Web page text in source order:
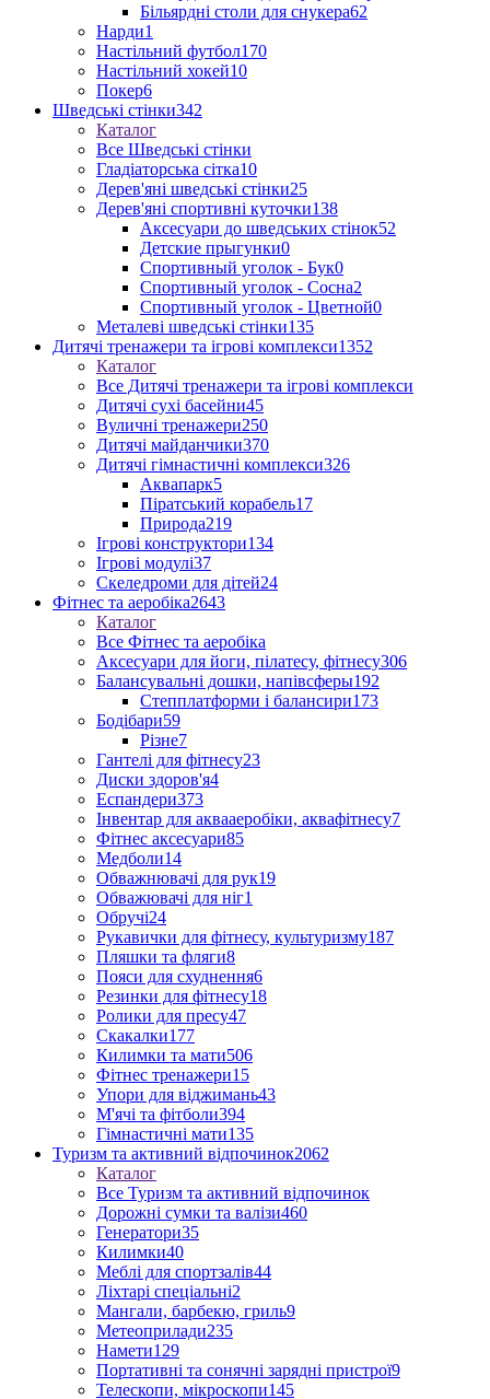
Більярдні столи для снукера62
Нарди1
Настільний футбол170
Настільний хокей10
Покер6
Шведські стінки342
Каталог
Все Шведські стінки
Гладіаторська сітка10
Дерев'яні шведські стінки25
Дерев'яні спортивні куточки138
Аксесуари до шведських стінок52
Детские прыгунки0
Спортивный уголок - Бук0
Спортивный уголок - Сосна2
Спортивный уголок - Цветной0
Металеві шведські стінки135
Дитячі тренажери та ігрові комплекси1352
Каталог
Все Дитячі тренажери та ігрові комплекси
Дитячі сухі басейни45
Вуличні тренажери250
Дитячі майданчики370
Дитячі гімнастичні комплекси326
Аквапарк5
Піратський корабель17
Природа219
Ігрові конструктори134
Ігрові модулі37
Скеледроми для дітей24
Фітнес та аеробіка2643
Каталог
Все Фітнес та аеробіка
Аксесуари для йоги, пілатесу, фітнесу306
Балансувальні дошки, напівсферы192
Степплатформи і балансири173
Бодібари59
Різне7
Гантелі для фітнесу23
Диски здоров'я4
Еспандери373
Інвентар для аквааеробіки, аквафітнесу7
Фітнес аксесуари85
Медболи14
Обважнювачі для рук19
Обважювачі для ніг1
Обручі24
Рукавички для фітнесу, культуризму187
Пляшки та фляги8
Пояси для схуднення6
Резинки для фітнесу18
Ролики для пресу47
Скакалки177
Килимки та мати506
Фітнес тренажери15
Упори для віджимань43
М'ячі та фітболи394
Гімнастичні мати135
Туризм та активний відпочинок2062
Каталог
Все Туризм та активний відпочинок
Дорожні сумки та валізи460
Генератори35
Килимки40
Меблі для спортзалів44
Ліхтарі спеціальні2
Мангали, барбекю, гриль9
Метеоприлади235
Намети129
Портативні та сонячні зарядні пристрої9
Телескопи, мікроскопи145